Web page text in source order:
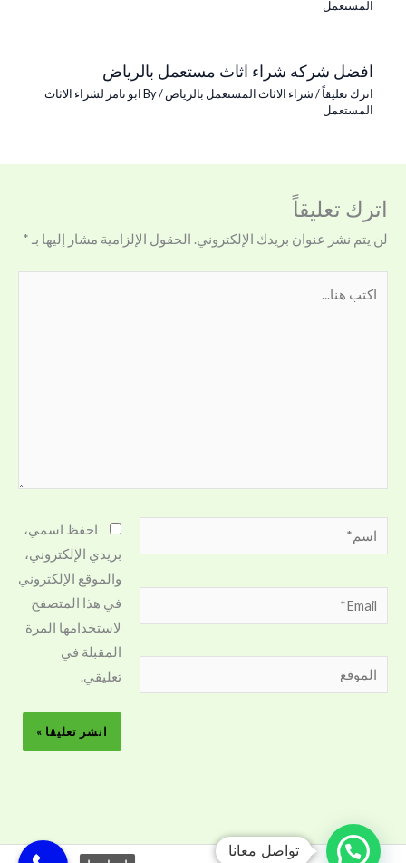
المستعمل
افضل شركه شراء اثاث مستعمل بالرياض
اترك تعليقاً/شراء الاثاث المستعمل بالرياض/ By
ابو تامر لشراء الاثاث
المستعمل
اترك تعليقاً
لن يتم نشر عنوان بريدك الإلكتروني. الحقول الإلزامية مشار إليها بـ *
اسم*
Email*
الموقع
احفظ اسمي،
بريدي الإلكتروني،
والموقع الإلكتروني
في هذا المتصفح
لاستخدامها المرة
المقبلة في
تعليقي.
تواصل معانا